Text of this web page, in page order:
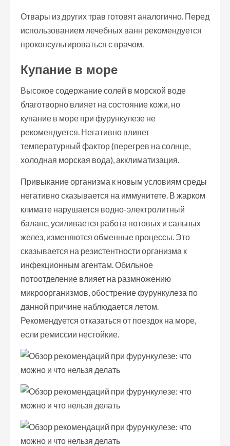
Отвары из других трав готовят аналогично. Перед
использованием лечебных ванн рекомендуется
проконсультироваться с врачом.
Купание в море
Высокое содержание солей в морской воде
благотворно влияет на состояние кожи, но
купание в море при фурункулезе не
рекомендуется. Негативно влияет
температурный фактор (перегрев на солнце,
холодная морская вода), акклиматизация.
Привыкание организма к новым условиям среды
негативно сказывается на иммунитете. В жарком
климате нарушается водно-электролитный
баланс, усиливается работа потовых и сальных
желез, изменяются обменные процессы. Это
сказывается на резистентности организма к
инфекционным агентам. Обильное
потоотделение влияет на размножению
микроорганизмов, обострение фурункулеза по
данной причине наблюдается летом.
Рекомендуется отказаться от поездок на море,
если ремиссии нестойкие.